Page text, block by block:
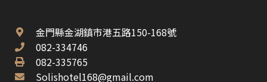
金門縣金湖鎮市港五路150-168號
082-334746
082-335765
Solishotel168@gmail.com